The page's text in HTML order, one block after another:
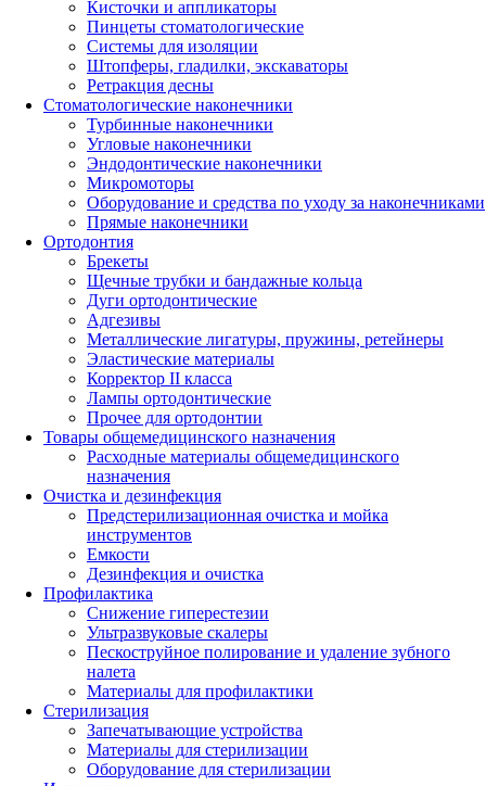
Кисточки и аппликаторы
Пинцеты стоматологические
Системы для изоляции
Штопферы, гладилки, экскаваторы
Ретракция десны
Стоматологические наконечники
Турбинные наконечники
Угловые наконечники
Эндодонтические наконечники
Микромоторы
Оборудование и средства по уходу за наконечниками
Прямые наконечники
Ортодонтия
Брекеты
Щечные трубки и бандажные кольца
Дуги ортодонтические
Адгезивы
Металлические лигатуры, пружины, ретейнеры
Эластические материалы
Корректор II класса
Лампы ортодонтические
Прочее для ортодонтии
Товары общемедицинского назначения
Расходные материалы общемедицинского
назначения
Очистка и дезинфекция
Предстерилизационная очистка и мойка
инструментов
Емкости
Дезинфекция и очистка
Профилактика
Снижение гиперестезии
Ультразвуковые скалеры
Пескоструйное полирование и удаление зубного
налета
Материалы для профилактики
Стерилизация
Запечатывающие устройства
Материалы для стерилизации
Оборудование для стерилизации